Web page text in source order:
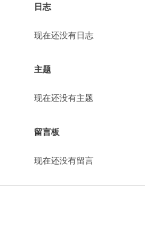
日志
现在还没有日志
主题
现在还没有主题
留言板
现在还没有留言